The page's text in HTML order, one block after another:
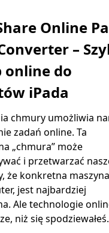
Online
–
online do
iPada
chmury umożliwia
zadań online. Ta
„chmura” może
i przetwarzać
że konkretna
jest najbardziej
Ale technologie
niż się spodziewałeś.